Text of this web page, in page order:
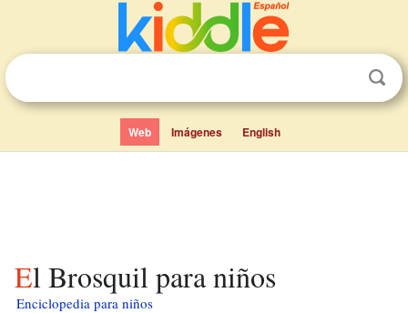
Web Imágenes English
El Brosquil para niños
Enciclopedia para niños